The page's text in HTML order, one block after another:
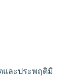
และประพฤติมิ